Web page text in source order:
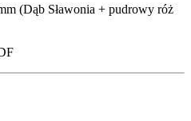
(Dąb Sławonia + pudrowy róż